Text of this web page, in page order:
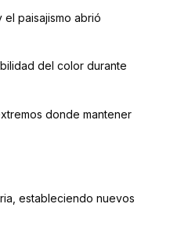
paisajismo abrió
del color durante
donde mantener
estableciendo nuevos